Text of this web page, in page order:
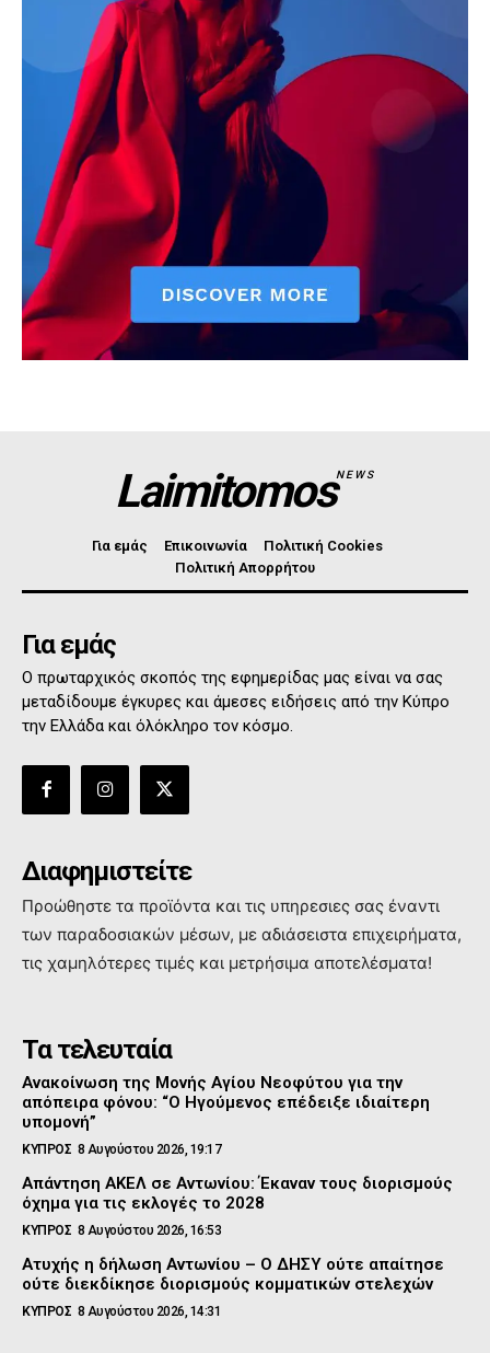
LaimitomosNEWS
Για εμάς Επικοινωνία
Πολιτική Cookies
Πολιτική Απορρήτου
Για εμάς
Ο πρωταρχικός σκοπός της εφημερίδας μας είναι να σας
μεταδίδουμε έγκυρες και άμεσες ειδήσεις από την Κύπρο
την Ελλάδα και όλόκληρο τον κόσμο.
Διαφημιστείτε
Προώθηστε τα προϊόντα και τις υπηρεσιες σας έναντι
των παραδοσιακών μέσων, με αδιάσειστα επιχειρήματα,
τις χαμηλότερες τιμές και μετρήσιμα αποτελέσματα!
Τα τελευταία
Ανακοίνωση της Μονής Αγίου Νεοφύτου για την
απόπειρα φόνου: “Ο Ηγούμενος επέδειξε ιδιαίτερη
υπομονή”
ΚΥΠΡΟΣ 8 Αυγούστου 2026, 19:17
Απάντηση ΑΚΕΛ σε Αντωνίου: Έκαναν τους διορισμούς
όχημα για τις εκλογές το 2028
ΚΥΠΡΟΣ 8 Αυγούστου 2026, 16:53
Ατυχής η δήλωση Αντωνίου – Ο ΔΗΣΥ ούτε απαίτησε
ούτε διεκδίκησε διορισμούς κομματικών στελεχών
ΚΥΠΡΟΣ 8 Αυγούστου 2026, 14:31